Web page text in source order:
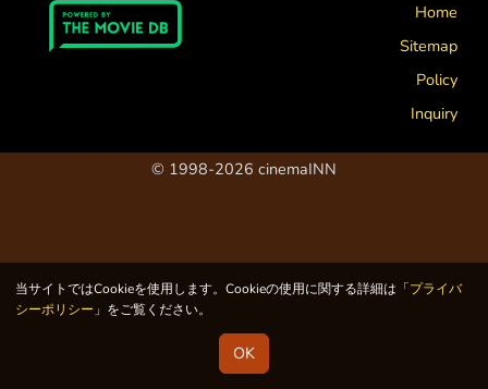
当サイトではCookieを使用します。Cookieの使用に関する詳細は「プライバ
シーポリシー 」をご覧ください。
OK
Home
Sitemap
Policy
Inquiry
© 1998-2026 cinemaINN